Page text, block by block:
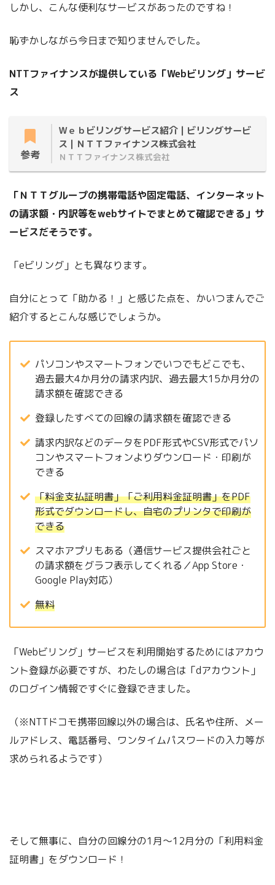
しかし、こんな便利なサービスがあったのですね！
恥ずかしながら今日まで知りませんでした。
NTTファイナンスが提供している「Webビリング」サービ
ス
参考
Ｗｅｂビリングサービス紹介 | ビリングサービ
ス | ＮＴＴファイナンス株式会社
ＮＴＴファイナンス株式会社
「ＮＴＴグループの携帯電話や固定電話、インターネット
の請求額・内訳等をwebサイトでまとめて確認できる」サ
ービスだそうです。
「eビリング」とも異なります。
自分にとって「助かる！」と感じた点を、かいつまんでご
紹介するとこんな感じでしょうか。
パソコンやスマートフォンでいつでもどこでも、
過去最大4か月分の請求内訳、過去最大15か月分の
請求額を確認できる
登録したすべての回線の請求額を確認できる
請求内訳などのデータをPDF形式やCSV形式でパソ
コンやスマートフォンよりダウンロード・印刷が
できる
「料金支払証明書」「ご利用料金証明書」をPDF
形式でダウンロードし、自宅のプリンタで印刷が
できる
スマホアプリもある（通信サービス提供会社ごと
の請求額をグラフ表示してくれる／App Store・
Google Play対応）
無料
「Webビリング」サービスを利用開始するためにはアカウ
ント登録が必要ですが、わたしの場合は「dアカウント」
のログイン情報ですぐに登録できました。
（※NTTドコモ携帯回線以外の場合は、氏名や住所、メー
ルアドレス、電話番号、ワンタイムパスワードの入力等が
求められるようです）
そして無事に、自分の回線分の1月〜12月分の「利用料金
証明書」をダウンロード！